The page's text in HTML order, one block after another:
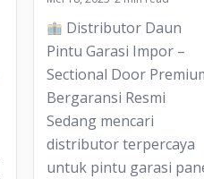
Distributor Daun
Pintu Garasi Impor –
Sectional Door
Bergaransi Resmi
Sedang mencari
distributor terpercaya
untuk pintu garasi